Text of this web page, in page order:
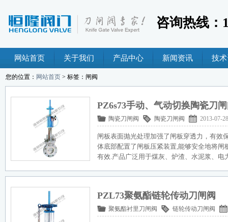
咨询热线：
网站首页 关于我们 产品中心 新闻资讯 技
您的位置： 网站首页 > 标签：闸阀
PZ6s73手动、气动切换陶瓷刀
陶瓷刀闸阀 陶瓷刀闸阀 2013-07-28
闸板表面抛光处理加强了闸板穿透力，有效
体底部配置了闸板压紧装置,能够安全地将闸
有效.产品广泛用于煤灰、炉渣、水泥浆、电
PZL73聚氨酯链轮传动刀闸阀
聚氨酯衬里刀闸阀 链轮传动刀闸阀